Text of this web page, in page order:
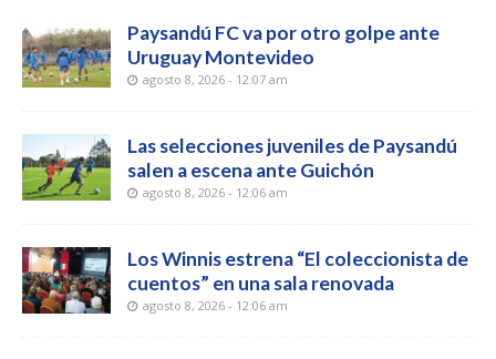
Paysandú FC va por otro golpe ante
Uruguay Montevideo
agosto 8, 2026 - 12:07 am
Las selecciones juveniles de Paysandú
salen a escena ante Guichón
agosto 8, 2026 - 12:06 am
Los Winnis estrena “El coleccionista de
cuentos” en una sala renovada
agosto 8, 2026 - 12:06 am